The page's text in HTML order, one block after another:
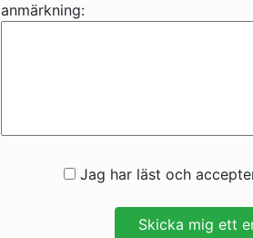
anmärkning:
Jag har läst och